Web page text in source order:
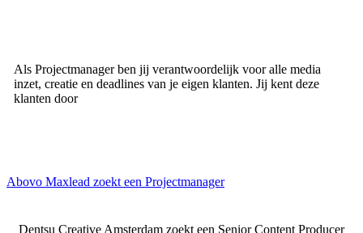
Als Projectmanager ben jij verantwoordelijk voor alle media
inzet, creatie en deadlines van je eigen klanten. Jij kent deze
klanten door
Abovo Maxlead zoekt een Projectmanager
Dentsu Creative Amsterdam zoekt een Senior Content Producer